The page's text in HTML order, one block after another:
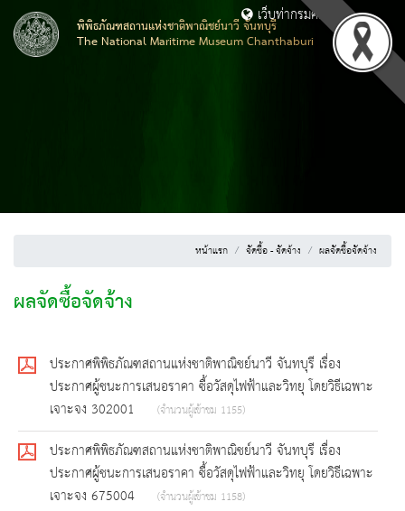
พิพิธภัณฑสถานแห่งชาติพาณิชย์นาวี จันทบุรี
The National Maritime Museum Chanthaburi
เว็บท่ากรมศิลปากร
หน้าแรก จัดซื้อ - จัดจ้าง ผลจัดซื้อจัดจ้าง
ผลจัดซื้อจัดจ้าง
ประกาศพิพิธภัณฑสถานแห่งชาติพาณิชย์นาวี จันทบุรี เรื่อง
ประกาศผู้ชนะการเสนอราคา ซื้อวัสดุไฟฟ้าและวิทยุ โดยวิธีเฉพาะ
เจาะจง 302001
(จำนวนผู้เข้าชม 1155)
ประกาศพิพิธภัณฑสถานแห่งชาติพาณิชย์นาวี จันทบุรี เรื่อง
ประกาศผู้ชนะการเสนอราคา ซื้อวัสดุไฟฟ้าและวิทยุ โดยวิธีเฉพาะ
เจาะจง 675004
(จำนวนผู้เข้าชม 1158)